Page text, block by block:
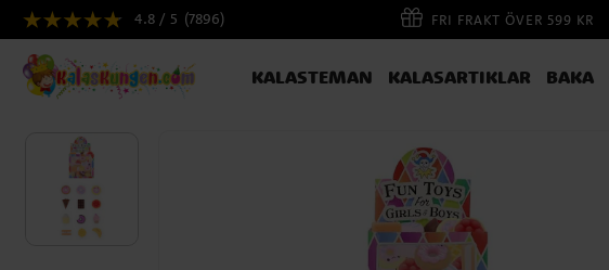
4.8 / 5 (7896) FRI FRAKT ÖVER 599 KR
KALASTEMAN KALASARTIKLAR BAKA